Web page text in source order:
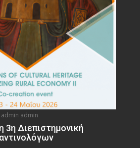
admin admin
3η Διεπιστημονική